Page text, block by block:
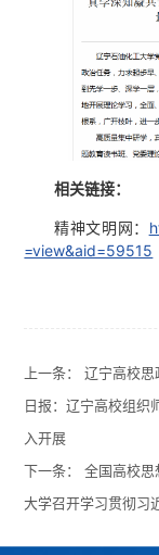
相关链接：
精神文明网：
=view&aid=59515
上一条：辽宁高校思
日报：辽宁高校组织
入开展
下一条：全国高校思
大学召开学习贯彻习